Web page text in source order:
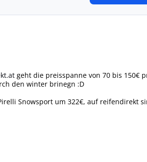
geht die preisspanne von 70 bis 150€
den winter brinegn :D
Snowsport um 322€, auf reifendirekt